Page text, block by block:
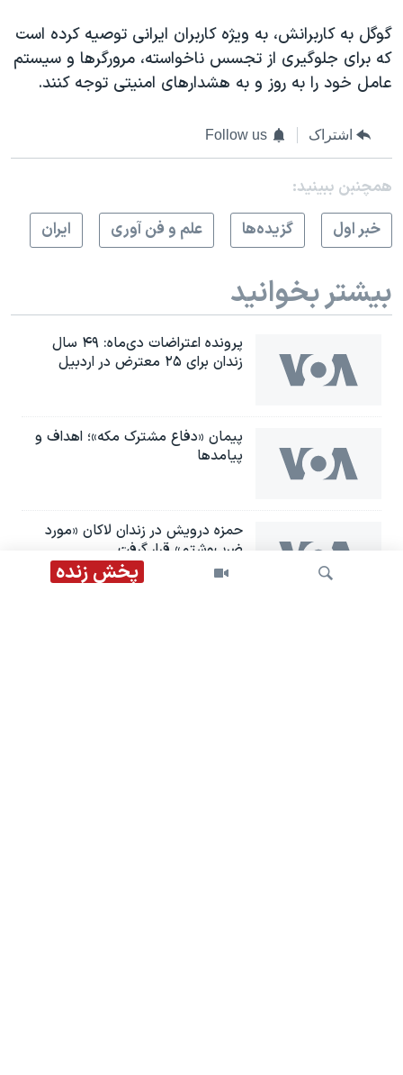
پخش زنده
گوگل به کاربرانش، به ويژه کاربران ايرانی توصيه کرده است
که برای جلوگيری از تجسس ناخواسته، مرورگرها و سيستم
عامل خود را به روز و به هشدارهای امنيتی توجه کنند.
اشتراک Follow us
همچنبن ببینید:
خبر اول
گزيده‌ها علم و فن آوری ايران
بیشتر بخوانید
پرونده اعتراضات دی‌ماه: ۴۹ سال
زندان برای ۲۵ معترض در اردبیل
پیمان «دفاع مشترک مکه»؛ اهداف و
پیامدها
حمزه درویش در زندان لاکان «مورد
ضرب‌وشتم» قرار گرفت